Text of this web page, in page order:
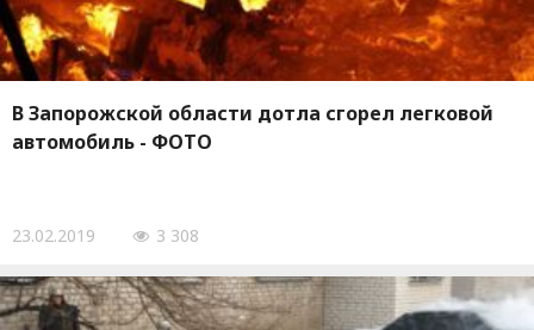
В Запорожской области дотла сгорел легковой
автомобиль - ФОТО
23.02.2019 3 308